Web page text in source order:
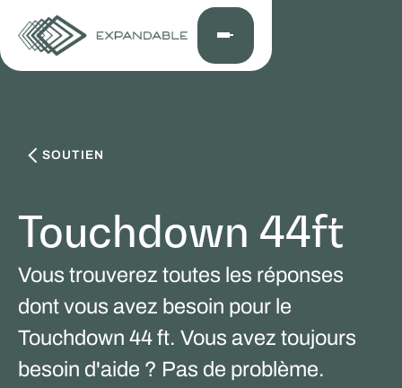
SOUTIEN
Touchdown 44ft
Vous trouverez toutes les réponses
dont vous avez besoin pour le
Touchdown 44 ft. Vous avez toujours
besoin d'aide ? Pas de problème.